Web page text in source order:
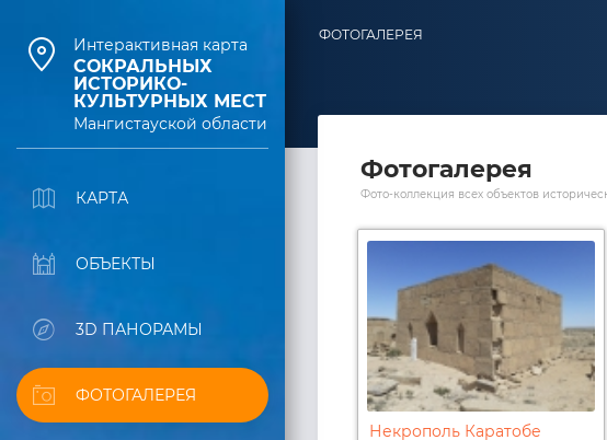
Интерактивная карта
СОКРАЛЬНЫХ
ИСТОРИКО-
КУЛЬТУРНЫХ МЕСТ
Мангистауской области
КАРТА
ОБЪЕКТЫ
3D ПАНОРАМЫ
ФОТОГАЛЕРЕЯ
ФОТОГАЛЕРЕЯ
Фотогалерея
Фото-коллекция всех объектов
Некрополь Каратобе